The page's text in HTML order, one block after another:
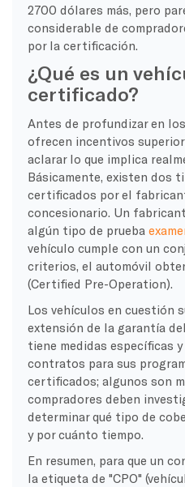
2700 dólares más, pero
considerable de
por la certificación.
¿Qué es un
certificado?
Antes de profundizar en
ofrecen incentivos
aclarar lo que implica
Básicamente, existen dos
certificados por el
concesionario. Un
algún tipo de prueba
vehículo cumple con un
criterios, el automóvil
(Certified Pre-Operation).
Los vehículos en cuestión
extensión de la garantía
tiene medidas específicas
contratos para sus
certificados; algunos son
compradores deben
determinar qué tipo de
y por cuánto tiempo.
En resumen, para que un
la etiqueta de "CPO"